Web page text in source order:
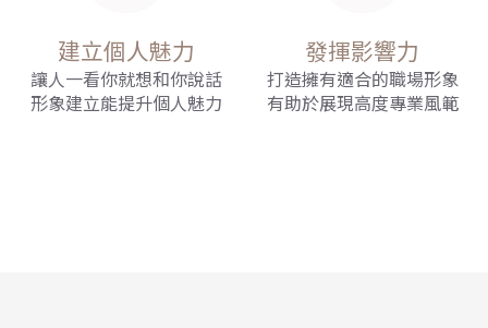
建立個人魅力
讓人一看你就想和你說話
形象建立能提升個人魅力
發揮影響力
打造擁有適合的職場形象
有助於展現高度專業風範